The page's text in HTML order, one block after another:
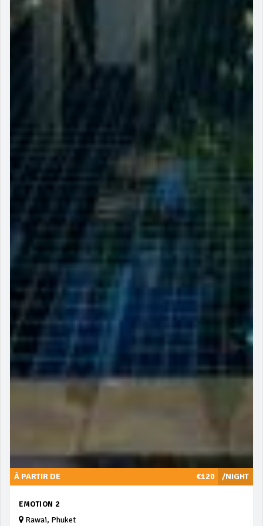
/NIGHT
À PARTIR DE €120
EMOTION 2
Rawai, Phuket